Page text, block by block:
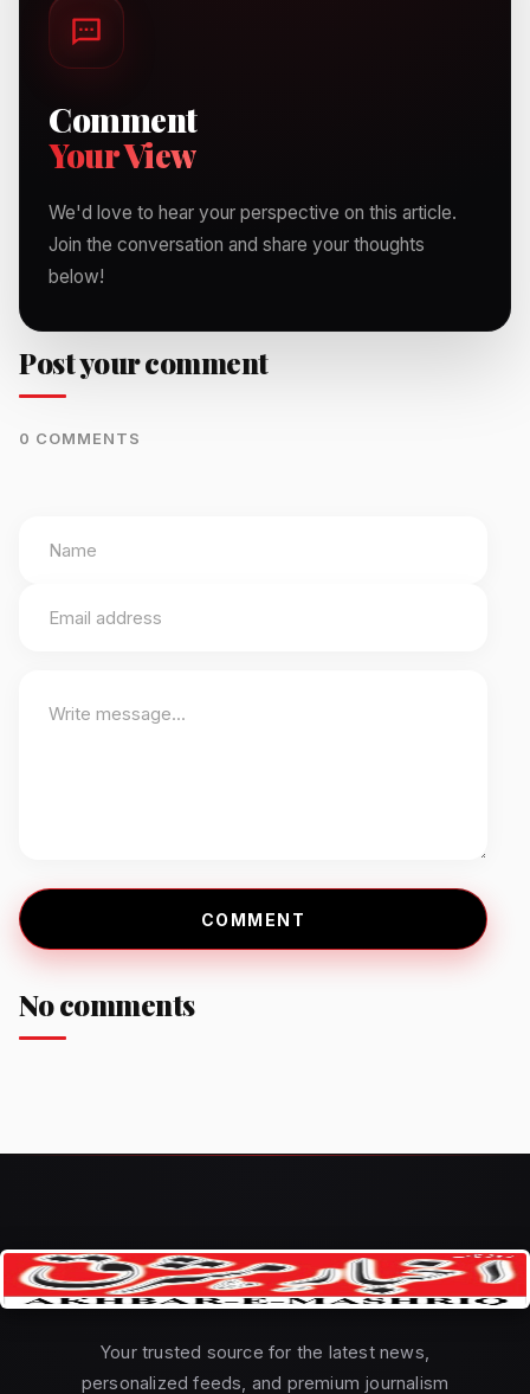
Comment
Your View
We'd love to hear your perspective on this article.
Join the conversation and share your thoughts
below!
Post your comment
0 COMMENTS
COMMENT
No comments
Your trusted source for the latest news,
personalized feeds, and premium journalism